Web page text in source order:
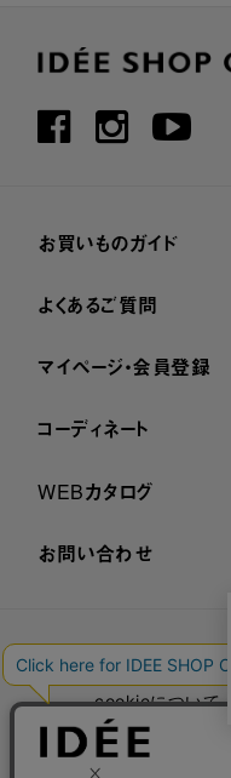
お買いものガイド
よくあるご質問
マイページ・会員登録
コーディネート
WEBカタログ
お問い合わせ
プライバシーポリシー
cookieについて
特定商取引法に基づく